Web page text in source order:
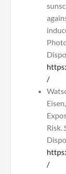
/
Risk.
/